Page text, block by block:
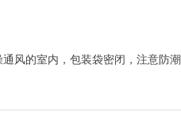
的室内，包装袋密闭，注意防潮